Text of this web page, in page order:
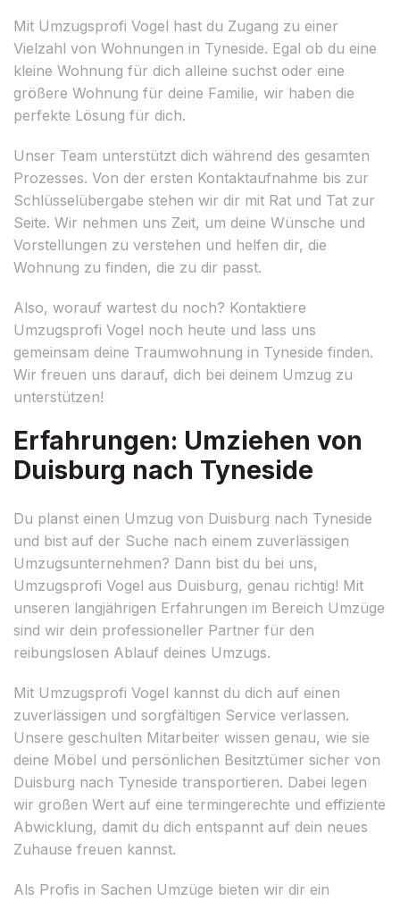
Mit Umzugsprofi Vogel hast du Zugang zu einer
Vielzahl von Wohnungen in Tyneside. Egal ob du eine
kleine Wohnung für dich alleine suchst oder eine
größere Wohnung für deine Familie, wir haben die
perfekte Lösung für dich.
Unser Team unterstützt dich während des gesamten
Prozesses. Von der ersten Kontaktaufnahme bis zur
Schlüsselübergabe stehen wir dir mit Rat und Tat zur
Seite. Wir nehmen uns Zeit, um deine Wünsche und
Vorstellungen zu verstehen und helfen dir, die
Wohnung zu finden, die zu dir passt.
Also, worauf wartest du noch? Kontaktiere
Umzugsprofi Vogel noch heute und lass uns
gemeinsam deine Traumwohnung in Tyneside finden.
Wir freuen uns darauf, dich bei deinem Umzug zu
unterstützen!
Erfahrungen: Umziehen von
Duisburg nach Tyneside
Du planst einen Umzug von Duisburg nach Tyneside
und bist auf der Suche nach einem zuverlässigen
Umzugsunternehmen? Dann bist du bei uns,
Umzugsprofi Vogel aus Duisburg, genau richtig! Mit
unseren langjährigen Erfahrungen im Bereich Umzüge
sind wir dein professioneller Partner für den
reibungslosen Ablauf deines Umzugs.
Mit Umzugsprofi Vogel kannst du dich auf einen
zuverlässigen und sorgfältigen Service verlassen.
Unsere geschulten Mitarbeiter wissen genau, wie sie
deine Möbel und persönlichen Besitztümer sicher von
Duisburg nach Tyneside transportieren. Dabei legen
wir großen Wert auf eine termingerechte und effiziente
Abwicklung, damit du dich entspannt auf dein neues
Zuhause freuen kannst.
Als Profis in Sachen Umzüge bieten wir dir ein